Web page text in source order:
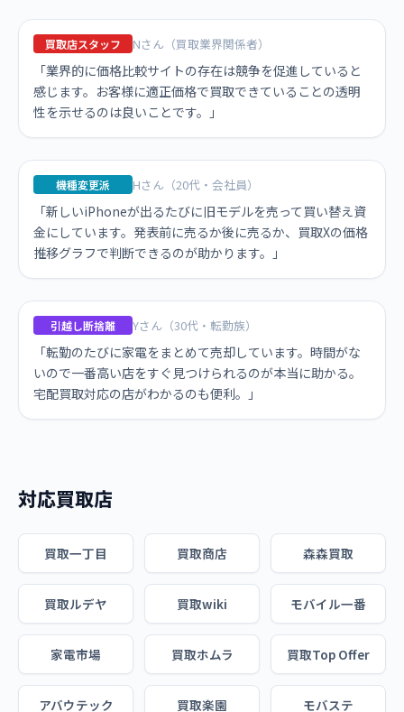
買取店スタッフ Nさん（買取業界関係者）
「業界的に価格比較サイトの存在は競争を促進していると
感じます。お客様に適正価格で買取できていることの透明
性を示せるのは良いことです。」
機種変更派 Hさん（20代・会社員）
「新しいiPhoneが出るたびに旧モデルを売って買い替え資
金にしています。発表前に売るか後に売るか、買取Xの価格
推移グラフで判断できるのが助かります。」
引越し断捨離 Yさん（30代・転勤族）
「転勤のたびに家電をまとめて売却しています。時間がな
いので一番高い店をすぐ見つけられるのが本当に助かる。
宅配買取対応の店がわかるのも便利。」
対応買取店
買取一丁目 買取商店 森森買取
買取ルデヤ 買取wiki モバイル一番
家電市場 買取ホムラ 買取Top Offer
アバウテック 買取楽園 モバステ